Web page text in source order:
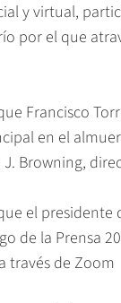
y virtual,
por el que
que Francisco
en el
J. Browning,
que el
de la Prensa
través de Zoom